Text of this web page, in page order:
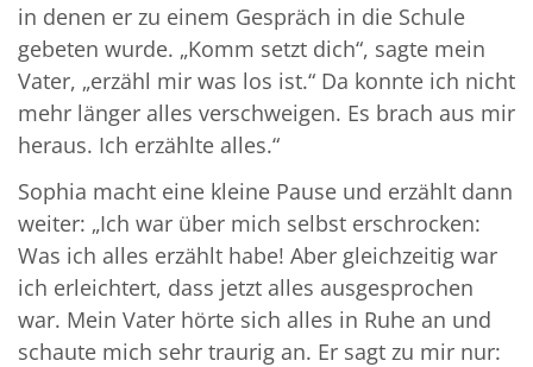
in denen er zu einem Gespräch in die Schule
gebeten wurde. „Komm setzt dich“, sagte mein
Vater, „erzähl mir was los ist.“ Da konnte ich nicht
mehr länger alles verschweigen. Es brach aus mir
heraus. Ich erzählte alles.“
Sophia macht eine kleine Pause und erzählt dann
weiter: „Ich war über mich selbst erschrocken:
Was ich alles erzählt habe! Aber gleichzeitig war
ich erleichtert, dass jetzt alles ausgesprochen
war. Mein Vater hörte sich alles in Ruhe an und
schaute mich sehr traurig an. Er sagt zu mir nur: